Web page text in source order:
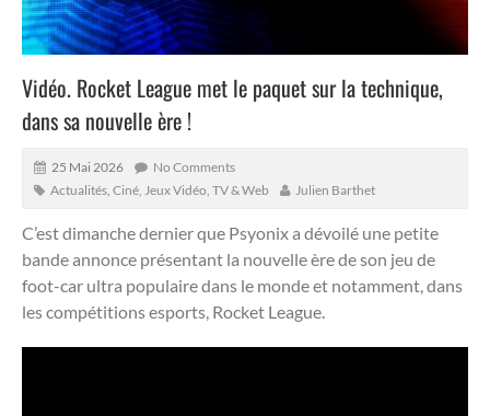
Vidéo. Rocket League met le paquet sur la technique,
dans sa nouvelle ère !
25 Mai 2026
No Comments
Actualités, Ciné, Jeux Vidéo, TV & Web Julien Barthet
C’est dimanche dernier que Psyonix a dévoilé une petite
bande annonce présentant la nouvelle ère de son jeu de
foot-car ultra populaire dans le monde et notamment, dans
les compétitions esports, Rocket League.